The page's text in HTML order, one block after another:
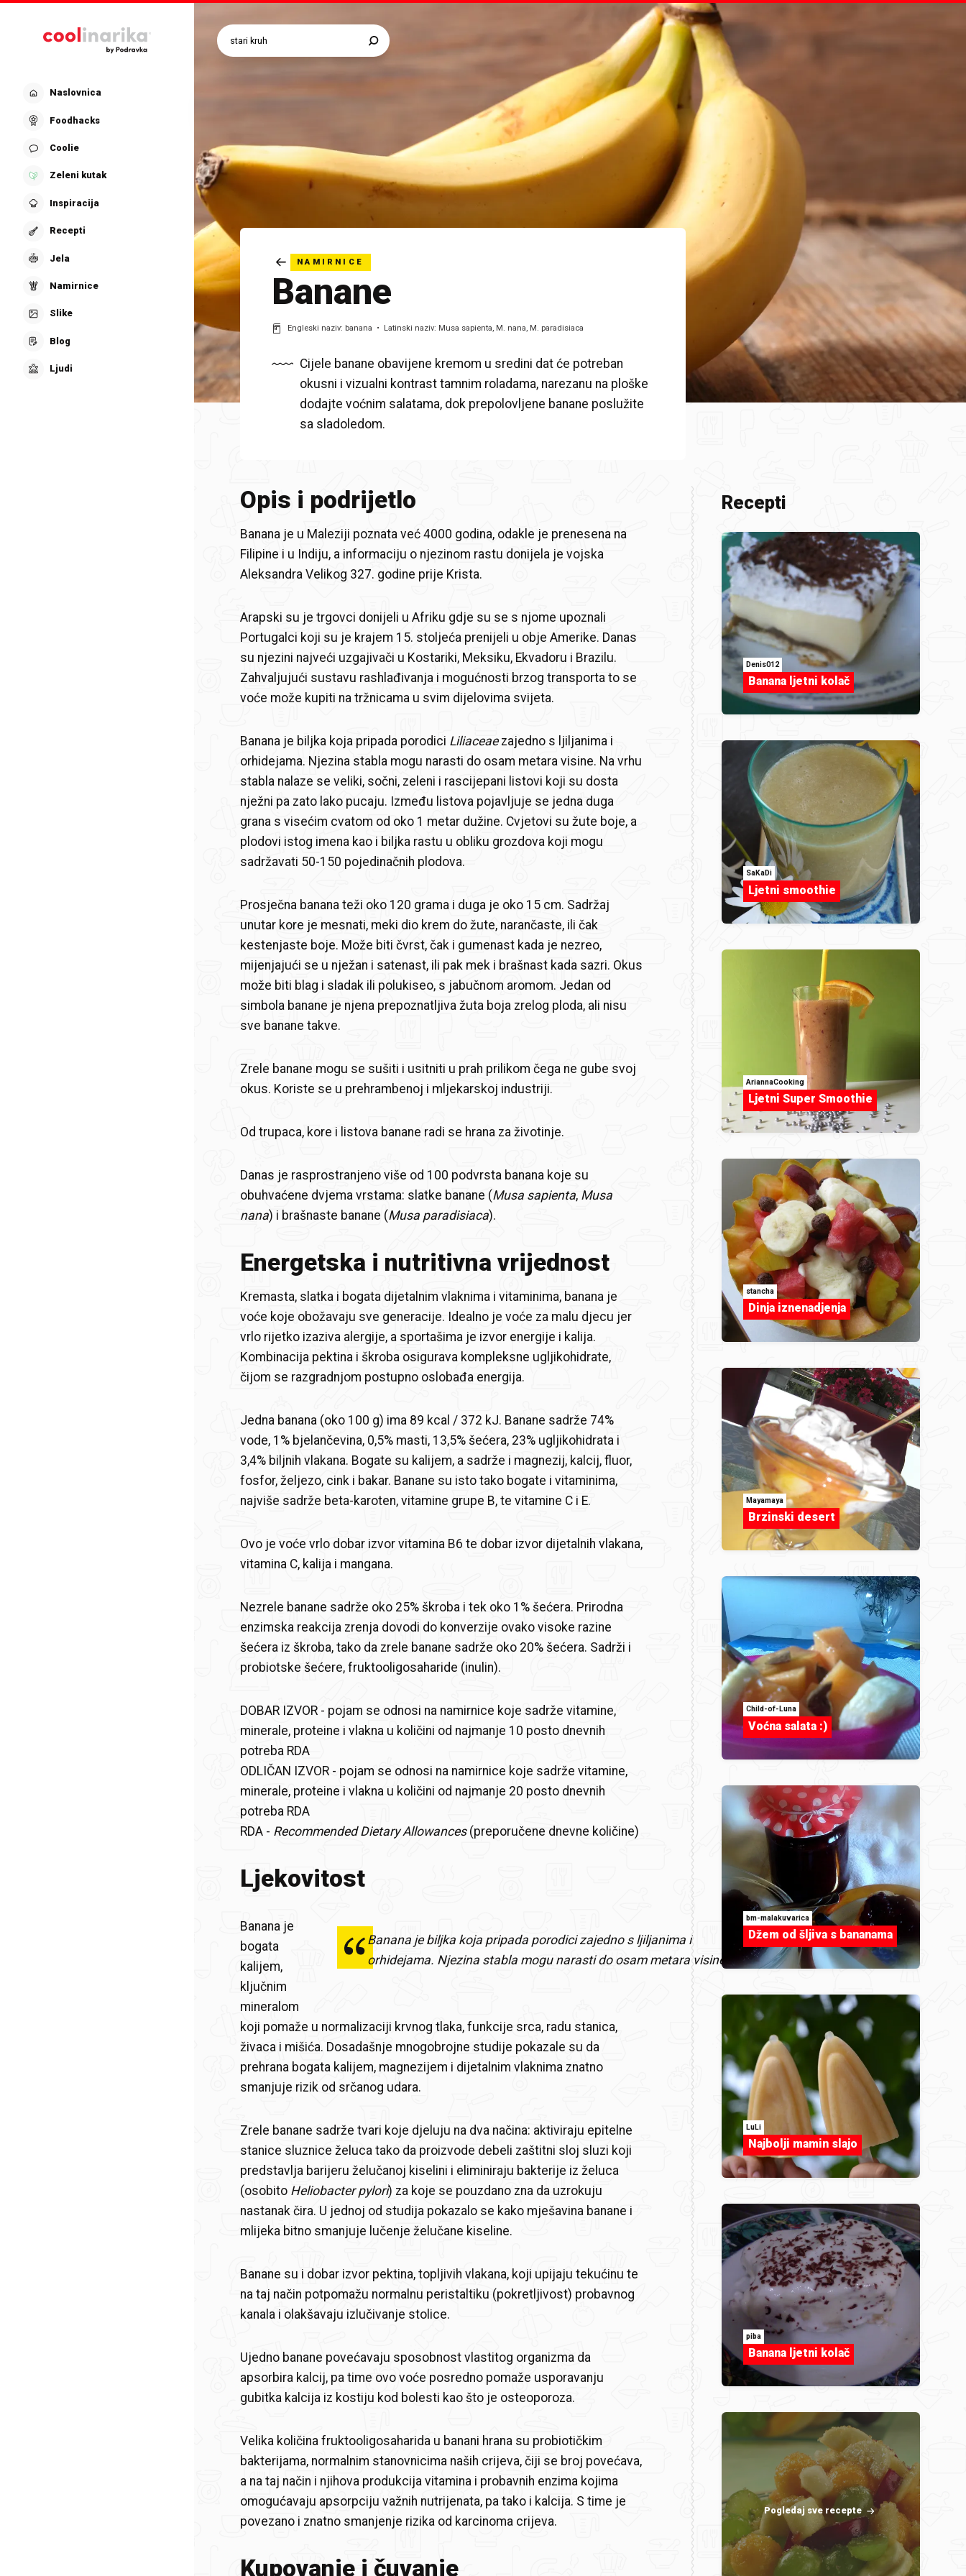
Naslovnica
Foodhacks
Coolie
Zeleni kutak
Inspiracija
Recepti
Jela
Namirnice
Slike
Blog
Ljudi
NAMIRNICE
Banane
Engleski naziv: banana Latinski naziv: Musa sapienta, M. nana, M. paradisiaca
Cijele banane obavijene kremom u sredini dat će potreban
okusni i vizualni kontrast tamnim roladama, narezanu na ploške
dodajte voćnim salatama, dok prepolovljene banane poslužite
sa sladoledom.
Opis i podrijetlo
Banana je u Maleziji poznata već 4000 godina, odakle je prenesena na
Filipine i u Indiju, a informaciju o njezinom rastu donijela je vojska
Aleksandra Velikog 327. godine prije Krista.
Arapski su je trgovci donijeli u Afriku gdje su se s njome upoznali
Portugalci koji su je krajem 15. stoljeća prenijeli u obje Amerike. Danas
su njezini najveći uzgajivači u Kostariki, Meksiku, Ekvadoru i Brazilu.
Zahvaljujući sustavu rashlađivanja i mogućnosti brzog transporta to se
voće može kupiti na tržnicama u svim dijelovima svijeta.
Banana je biljka koja pripada porodici Liliaceaezajedno s ljiljanima i
orhidejama. Njezina stabla mogu narasti do osam metara visine. Na vrhu
stabla nalaze se veliki, sočni, zeleni i rascijepani listovi koji su dosta
nježni pa zato lako pucaju. Između listova pojavljuje se jedna duga
grana s visećim cvatom od oko 1 metar dužine. Cvjetovi su žute boje, a
plodovi istog imena kao i biljka rastu u obliku grozdova koji mogu
sadržavati 50-150 pojedinačnih plodova.
Prosječna banana teži oko 120 grama i duga je oko 15 cm. Sadržaj
unutar kore je mesnati, meki dio krem do žute, narančaste, ili čak
kestenjaste boje. Može biti čvrst, čak i gumenast kada je nezreo,
mijenjajući se u nježan i satenast, ili pak mek i brašnast kada sazri. Okus
može biti blag i sladak ili polukiseo, s jabučnom aromom. Jedan od
simbola banane je njena prepoznatljiva žuta boja zrelog ploda, ali nisu
sve banane takve.
Zrele banane mogu se sušiti i usitniti u prah prilikom čega ne gube svoj
okus. Koriste se u prehrambenoj i mljekarskoj industriji.
Od trupaca, kore i listova banane radi se hrana za životinje.
Danas je rasprostranjeno više od 100 podvrsta banana koje su
obuhvaćene dvjema vrstama: slatke banane (Musa sapienta, Musa
nana) i brašnaste banane (Musa paradisiaca).
Energetska i nutritivna vrijednost
Kremasta, slatka i bogata dijetalnim vlaknima i vitaminima, banana je
voće koje obožavaju sve generacije. Idealno je voće za malu djecu jer
vrlo rijetko izaziva alergije, a sportašima je izvor energije i kalija.
Kombinacija pektina i škroba osigurava kompleksne ugljikohidrate,
čijom se razgradnjom postupno oslobađa energija.
Jedna banana (oko 100 g) ima 89 kcal / 372 kJ. Banane sadrže 74%
vode, 1% bjelančevina, 0,5% masti, 13,5% šećera, 23% ugljikohidrata i
3,4% biljnih vlakana. Bogate su kalijem, a sadrže i magnezij, kalcij, fluor,
fosfor, željezo, cink i bakar. Banane su isto tako bogate i vitaminima,
najviše sadrže beta-karoten, vitamine grupe B, te vitamine C i E.
Ovo je voće vrlo dobar izvor vitamina B6 te dobar izvor dijetalnih vlakana,
vitamina C, kalija i mangana.
Nezrele banane sadrže oko 25% škroba i tek oko 1% šećera. Prirodna
enzimska reakcija zrenja dovodi do konverzije ovako visoke razine
šećera iz škroba, tako da zrele banane sadrže oko 20% šećera. Sadrži i
probiotske šećere, fruktooligosaharide (inulin).
DOBAR IZVOR - pojam se odnosi na namirnice koje sadrže vitamine,
minerale, proteine i vlakna u količini od najmanje 10 posto dnevnih
potreba RDA
ODLIČAN IZVOR - pojam se odnosi na namirnice koje sadrže vitamine,
minerale, proteine i vlakna u količini od najmanje 20 posto dnevnih
potreba RDA
RDA - Recommended Dietary Allowances(preporučene dnevne količine)
Ljekovitost
Banana je biljka koja pripada porodici zajedno s ljiljanima i
orhidejama. Njezina stabla mogu narasti do osam metara visine.
Banana je
bogata
kalijem,
ključnim
mineralom
koji pomaže u normalizaciji krvnog tlaka, funkcije srca, radu stanica,
živaca i mišića. Dosadašnje mnogobrojne studije pokazale su da
prehrana bogata kalijem, magnezijem i dijetalnim vlaknima znatno
smanjuje rizik od srčanog udara.
Zrele banane sadrže tvari koje djeluju na dva načina: aktiviraju epitelne
stanice sluznice želuca tako da proizvode debeli zaštitni sloj sluzi koji
predstavlja barijeru želučanoj kiselini i eliminiraju bakterije iz želuca
(osobito Heliobacter pylori) za koje se pouzdano zna da uzrokuju
nastanak čira. U jednoj od studija pokazalo se kako mješavina banane i
mlijeka bitno smanjuje lučenje želučane kiseline.
Banane su i dobar izvor pektina, topljivih vlakana, koji upijaju tekućinu te
na taj način potpomažu normalnu peristaltiku (pokretljivost) probavnog
kanala i olakšavaju izlučivanje stolice.
Ujedno banane povećavaju sposobnost vlastitog organizma da
apsorbira kalcij, pa time ovo voće posredno pomaže usporavanju
gubitka kalcija iz kostiju kod bolesti kao što je osteoporoza.
Velika količina fruktooligosaharida u banani hrana su probiotičkim
bakterijama, normalnim stanovnicima naših crijeva, čiji se broj povećava,
a na taj način i njihova produkcija vitamina i probavnih enzima kojima
omogućavaju apsorpciju važnih nutrijenata, pa tako i kalcija. S time je
povezano i znatno smanjenje rizika od karcinoma crijeva.
Kupovanje i čuvanje
Recepti
Denis012
Banana ljetni kolač
SaKaDi
Ljetni smoothie
AriannaCooking
Ljetni Super Smoothie
stancha
Dinja iznenadjenja
Mayamaya
Brzinski desert
Child-of-Luna
Voćna salata :)
bm-malakuvarica
Džem od šljiva s bananama
LuLi
Najbolji mamin slajo
piba
Banana ljetni kolač
Pogledaj sve recepte